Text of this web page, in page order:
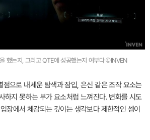
했는지, 그리고 QTE에 성공했는지 여부다 ©INVEN
점으로 내세운 탐색과 잠입, 은신 같은 조작 요소는
하지 못하는 부가 요소처럼 느껴진다. 변화를 시도
장에서 체감되는 깊이는 생각보다 제한적인 셈이